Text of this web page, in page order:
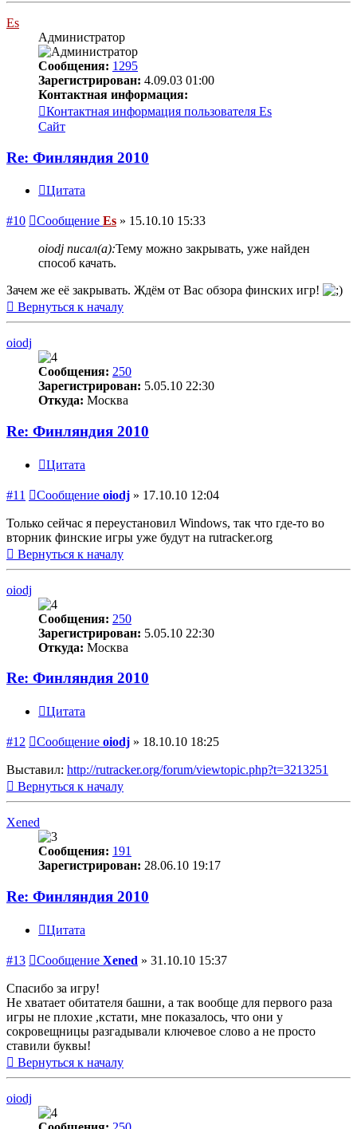
Es
Администратор
Сообщения: 1295
Зарегистрирован: 4.09.03 01:00
Контактная информация:
Контактная информация пользователя Es
Сайт
Re: Финляндия 2010
Цитата
#10 Сообщение Es » 15.10.10 15:33
oiodj писал(а):Тему можно закрывать, уже найден
способ качать.
Зачем же её закрывать. Ждём от Вас обзора финских игр!
Вернуться к началу
oiodj
Сообщения: 250
Зарегистрирован: 5.05.10 22:30
Откуда: Москва
Re: Финляндия 2010
Цитата
#11 Сообщение oiodj » 17.10.10 12:04
Только сейчас я переустановил Windows, так что где-то во
вторник финские игры уже будут на rutracker.org
Вернуться к началу
oiodj
Сообщения: 250
Зарегистрирован: 5.05.10 22:30
Откуда: Москва
Re: Финляндия 2010
Цитата
#12 Сообщение oiodj » 18.10.10 18:25
Выставил: http://rutracker.org/forum/viewtopic.php?t=3213251
Вернуться к началу
Xened
Сообщения: 191
Зарегистрирован: 28.06.10 19:17
Re: Финляндия 2010
Цитата
#13 Сообщение Xened » 31.10.10 15:37
Спасибо за игру!
Не хватает обитателя башни, а так вообще для первого раза
игры не плохие ,кстати, мне показалось, что они у
сокровещницы разгадывали ключевое слово а не просто
ставили буквы!
Вернуться к началу
oiodj